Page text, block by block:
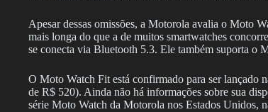
Apesar dessas omissões, a Motorola avalia o Moto
mais longa do que a de muitos smartwatches
se conecta via Bluetooth 5.3. Ele também suporta o
O Moto Watch Fit está confirmado para ser lançado
de R$ 520). Ainda não há informações sobre sua
série Moto Watch da Motorola nos Estados Unidos,